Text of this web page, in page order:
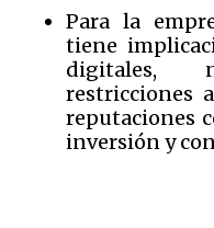
Para la
tiene
digitales,
restricciones
reputaciones
inversión y